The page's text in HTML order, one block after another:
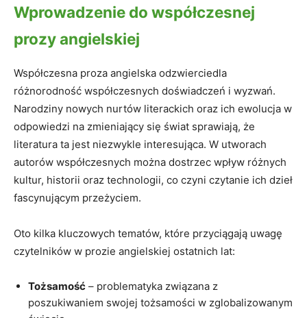
Wprowadzenie do współczesnej
prozy angielskiej
Współczesna proza angielska odzwierciedla
różnorodność współczesnych doświadczeń i wyzwań.
Narodziny nowych nurtów literackich oraz ich ewolucja w
odpowiedzi na zmieniający się świat sprawiają, że
literatura ta jest niezwykle interesująca. W utworach
autorów współczesnych można dostrzec wpływ różnych
kultur, historii oraz technologii, co czyni czytanie ich dzieł
fascynującym przeżyciem.
Oto kilka kluczowych tematów, które przyciągają uwagę
czytelników w prozie angielskiej ostatnich lat:
Tożsamość – problematyka związana z
poszukiwaniem swojej tożsamości w zglobalizowanym